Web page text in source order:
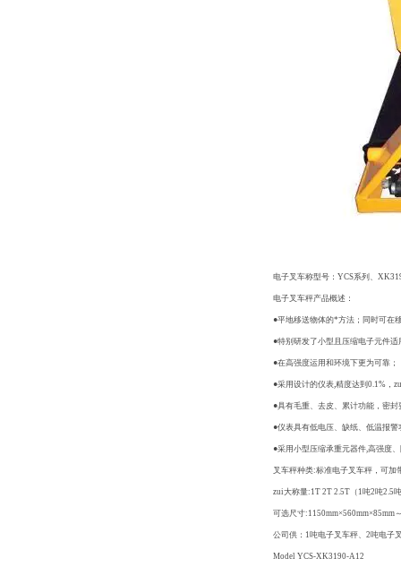
电子叉车称型号：YCS系列、
电子叉车秤产品概述：
●平地移送物体的*方法；同时可在
●特别研发了小型且压缩电子元件适
●在高强度运用和环境下更为可靠；
●采用设计的仪表,精度达到0.1%，
●具有毛重、去皮、累计功能，密
●仪表具有低电压、缺纸、低温报警
●采用小型压缩承重元器件,高强度
叉车秤种类:标准电子叉车秤，可加
zui大称量:1T 2T 2.5T（1吨2吨2.5
可选尺寸:1150mm×560mm×85mm
公司供：1吨电子叉车秤、2吨电子
Model YCS-XK3190-A12